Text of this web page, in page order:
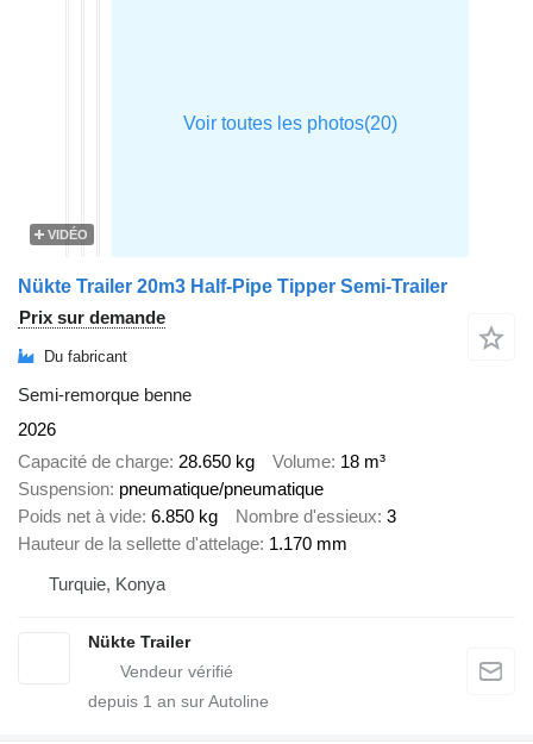
VIDÉO
Nükte Trailer 20m3 Half-Pipe Tipper Semi-Trailer
Prix sur demande
Du fabricant
Semi-remorque benne
2026
Capacité de charge 28.650 kg Volume 18 m³
Suspension pneumatique/pneumatique
Poids net à vide 6.850 kg Nombre d'essieux 3
Hauteur de la sellette d'attelage 1.170 mm
Turquie, Konya
Nükte Trailer
depuis 1 an sur Autoline